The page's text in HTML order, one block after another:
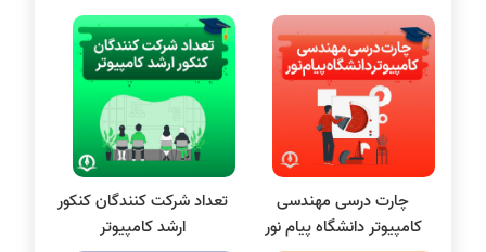
پایتون
سی شارپ
علم داده
مقاله نویسی
بلاکچین
پایگاه داده
الکترونیک دیجیتال
چارت درسی مهندسی
کامپیوتر دانشگاه پیام‌ نور
تعداد شرکت‌ کنندگان کنکور
ارشد کامپیوتر